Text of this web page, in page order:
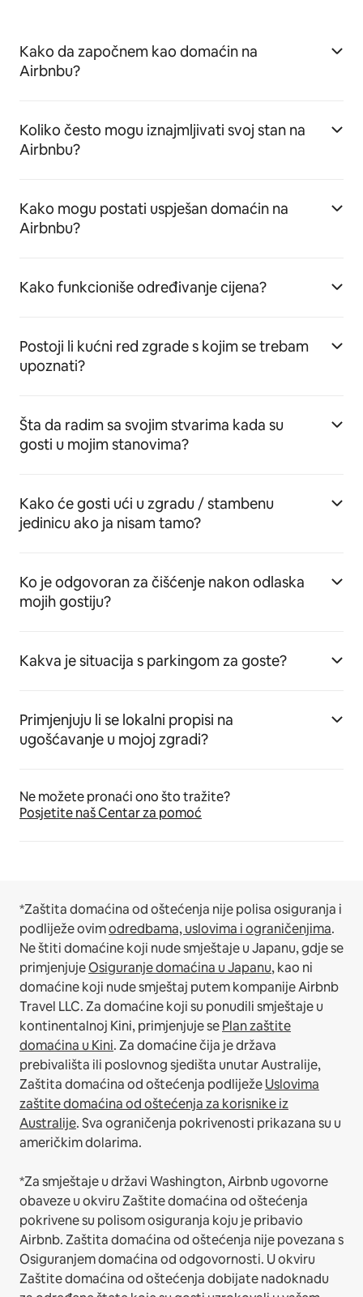
Kako da započnem kao domaćin na
Airbnbu?
Koliko često mogu iznajmljivati svoj stan na
Airbnbu?
Kako mogu postati uspješan domaćin na
Airbnbu?
Kako funkcioniše određivanje cijena?
Postoji li kućni red zgrade s kojim se trebam
upoznati?
Šta da radim sa svojim stvarima kada su
gosti u mojim stanovima?
Kako će gosti ući u zgradu / stambenu
jedinicu ako ja nisam tamo?
Ko je odgovoran za čišćenje nakon odlaska
mojih gostiju?
Kakva je situacija s parkingom za goste?
Primjenjuju li se lokalni propisi na
ugošćavanje u mojoj zgradi?
Ne možete pronaći ono što tražite?
Posjetite naš Centar za pomoć
*Zaštita domaćina od oštećenja nije polisa osiguranja i
podliježe ovimodredbama, uslovima i ograničenjima.
Ne štiti domaćine koji nude smještaje u Japanu, gdje se
primjenjujeOsiguranje domaćina u Japanu, kao ni
domaćine koji nude smještaj putem kompanije Airbnb
Travel LLC.Za domaćine koji su ponudili smještaje u
kontinentalnoj Kini, primjenjuje sePlan zaštite
domaćina u Kini.Za domaćine čija je država
prebivališta ili poslovnog sjedišta unutar Australije,
Zaštita domaćina od oštećenja podliježeUslovima
zaštite domaćina od oštećenja za korisnike iz
Australije. Sva ograničenja pokrivenosti prikazana su u
američkim dolarima.
*Za smještaje u državi Washington, Airbnb ugovorne
obaveze u okviru Zaštite domaćina od oštećenja
pokrivene su polisom osiguranja koju je pribavio
Airbnb. Zaštita domaćina od oštećenja nije povezana s
Osiguranjem domaćina od odgovornosti. U okviru
Zaštite domaćina od oštećenja dobijate nadoknadu